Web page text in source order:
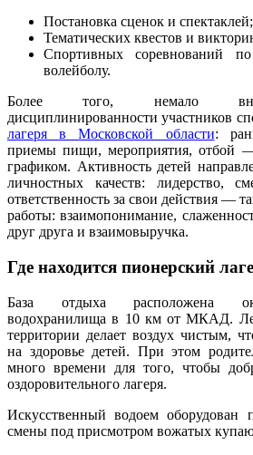
Постановка сценок и спектаклей;
Тематических квестов и
Спортивных соревнований по
волейболу.
Более того, немало
дисциплинированности участников
лагеря в Московской области:
приемы пищи, мероприятия, отбой
графиком. Активность детей
личностных качеств: лидерство,
ответственность за свои действия —
работы: взаимопонимание,
друг друга и взаимовыручка.
Где находится пионерский
База отдыха расположена
водохранилища в 10 км от МКАД.
территории делает воздух чистым,
на здоровье детей. При этом
много времени для того, чтобы
оздоровительного лагеря.
Искусственный водоем оборудован
смены под присмотром вожатых